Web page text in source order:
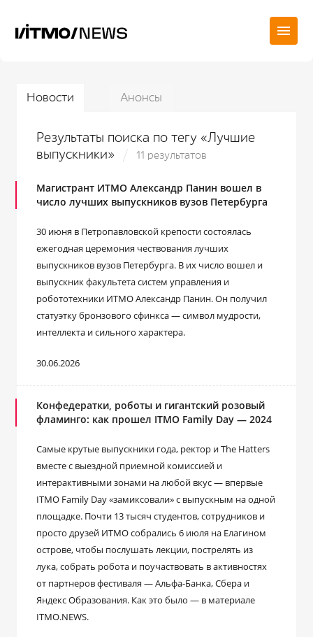
Новости Анонсы
Результаты поиска по тегу «Лучшие
выпускники»
11 результатов
Магистрант ИТМО Александр Панин вошел в
число лучших выпускников вузов Петербурга
30 июня в Петропавловской крепости состоялась
ежегодная церемония чествования лучших
выпускников вузов Петербурга. В их число вошел и
выпускник факультета систем управления и
робототехники ИТМО Александр Панин. Он получил
статуэтку бронзового сфинкса — символ мудрости,
интеллекта и сильного характера.
30.06.2026
Конфедератки, роботы и гигантский розовый
фламинго: как прошел ITMO Family Day — 2024
Самые крутые выпускники года, ректор и The Hatters
вместе с выездной приемной комиссией и
интерактивными зонами на любой вкус — впервые
ITMO Family Day «замиксовали» с выпускным на одной
площадке. Почти 13 тысяч студентов, сотрудников и
просто друзей ИТМО собрались 6 июля на Елагином
острове, чтобы послушать лекции, пострелять из
лука, собрать робота и поучаствовать в активностях
от партнеров фестиваля — Альфа-Банка, Сбера и
Яндекс Образования. Как это было — в материале
ITMO.NEWS.